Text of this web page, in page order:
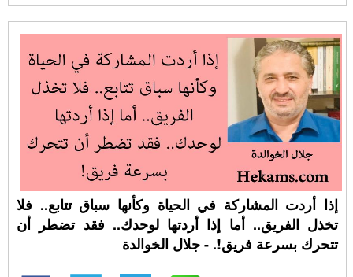
إذا أردت المشاركة في الحياة وكأنها سباق تتابع.. فلا
تخذل الفريق.. أما إذا أردتها لوحدك.. فقد تضطر أن
تتحرك بسرعة فريق!. - جلال الخوالدة